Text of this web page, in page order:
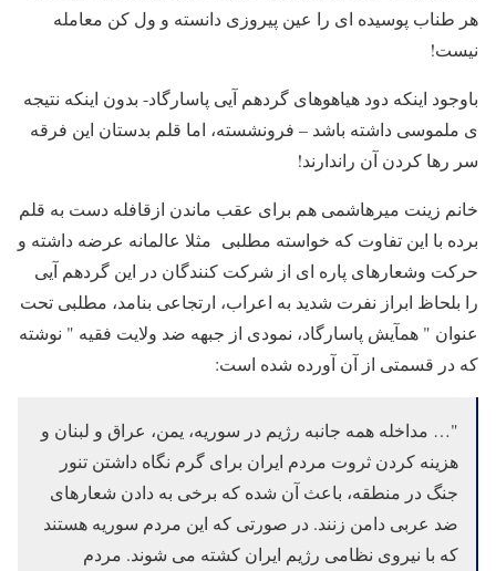
هر طناب پوسیده ای را عین پیروزی دانسته و ول کن معامله
نیست!
باوجود اینکه دود هیاهوهای گردهم آیی پاسارگاد- بدون اینکه نتیجه
ی ملموسی داشته باشد – فرونشسته، اما قلم بدستان این فرقه
سر رها کردن آن راندارند!
خانم زینت میرهاشمی هم برای عقب ماندن ازقافله دست به قلم
برده با این تفاوت که خواسته مطلبی مثلا عالمانه عرضه داشته و
حرکت وشعارهای پاره ای از شرکت کنندگان در این گردهم آیی
را بلحاظ ابراز نفرت شدید به اعراب، ارتجاعی بنامد، مطلبی تحت
عنوان " همآیش پاسارگاد، نمودی از جبهه ضد ولایت فقیه " نوشته
که در قسمتی از آن آورده شده است:
"… مداخله همه جانبه رژیم در سوریه، یمن، عراق و لبنان و
هزینه کردن ثروت مردم ایران برای گرم نگاه داشتن تنور
جنگ در منطقه، باعث آن شده که برخی به دادن شعارهای
ضد عربی دامن زنند. در صورتی که این مردم سوریه هستند
که با نیروی نظامی رژیم ایران کشته می شوند. مردم